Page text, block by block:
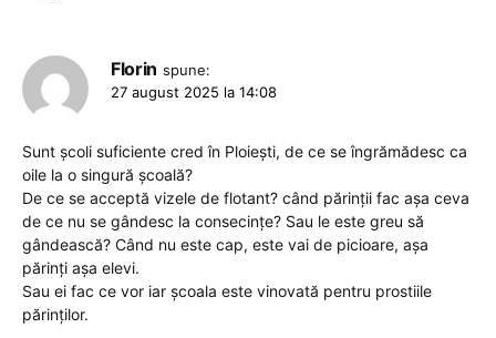
Florin spune:
27 august 2025 la 14:08
Sunt școli suficiente cred în Ploiești, de ce se îngrămădesc ca
oile la o singură școală?
De ce se acceptă vizele de flotant? când părinții fac așa ceva
de ce nu se gândesc la consecințe? Sau le este greu să
gândească? Când nu este cap, este vai de picioare, așa
părinți așa elevi.
Sau ei fac ce vor iar școala este vinovată pentru prostiile
părinților.